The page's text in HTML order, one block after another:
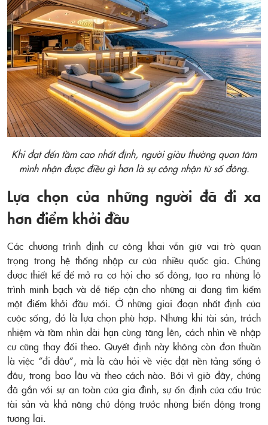
Khi đạt đến tầm cao nhất định, người giàu thường quan tâm
mình nhận được điều gì hơn là sự công nhận từ số đông.
Lựa chọn của những người đã đi xa
hơn điểm khởi đầu
Các chương trình định cư công khai vẫn giữ vai trò quan
trọng trong hệ thống nhập cư của nhiều quốc gia. Chúng
được thiết kế để mở ra cơ hội cho số đông, tạo ra những lộ
trình minh bạch và dễ tiếp cận cho những ai đang tìm kiếm
một điểm khởi đầu mới. Ở những giai đoạn nhất định của
cuộc sống, đó là lựa chọn phù hợp. Nhưng khi tài sản, trách
nhiệm và tầm nhìn dài hạn cùng tăng lên, cách nhìn về nhập
cư cũng thay đổi theo. Quyết định này không còn đơn thuần
là việc “đi đâu”, mà là câu hỏi về việc đặt nền tảng sống ở
đâu, trong bao lâu và theo cách nào. Bởi vì giờ đây, chúng
đã gắn với sự an toàn của gia đình, sự ổn định của cấu trúc
tài sản và khả năng chủ động trước những biến động trong
tương lai.